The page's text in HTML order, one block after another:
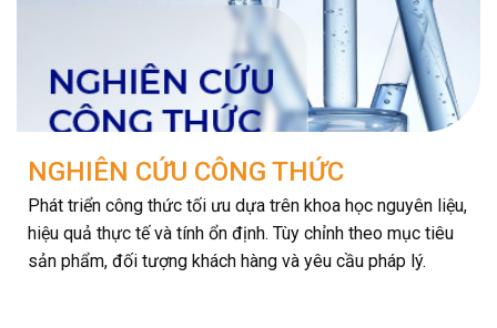
NGHIÊN CỨU CÔNG THỨC
Phát triển công thức tối ưu dựa trên khoa học nguyên liệu,
hiệu quả thực tế và tính ổn định. Tùy chỉnh theo mục tiêu
sản phẩm, đối tượng khách hàng và yêu cầu pháp lý.